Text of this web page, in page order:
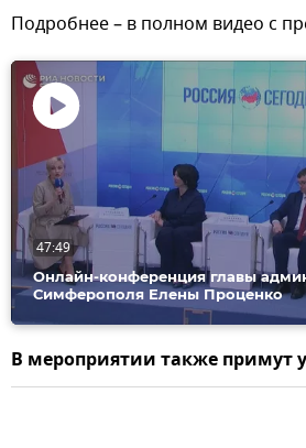
Подробнее – в полном видео с
Воспроизвести
видео
Онлайн-конференция главы
Симферополя Елены Проценко
47:49
В мероприятии также примут